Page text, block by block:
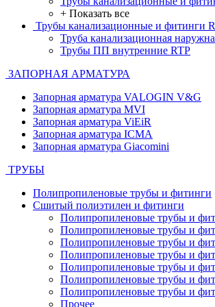
+ Показать все
Трубы канализационные и фитинги
Труба канализационная
Трубы ПП внутренние RTP
ЗАПОРНАЯ АРМАТУРА
Запорная арматура VALOGIN V&G
Запорная арматура MVI
Запорная арматура ViEiR
Запорная арматура ICMA
Запорная арматура Giacomini
ТРУБЫ
Полипропиленовые трубы и фитинги
Сшитый полиэтилен и фитинги
Полипропиленовые трубы и
Полипропиленовые трубы и
Полипропиленовые трубы и
Полипропиленовые трубы и
Полипропиленовые трубы и
Полипропиленовые трубы и
Полипропиленовые трубы и
Прочее